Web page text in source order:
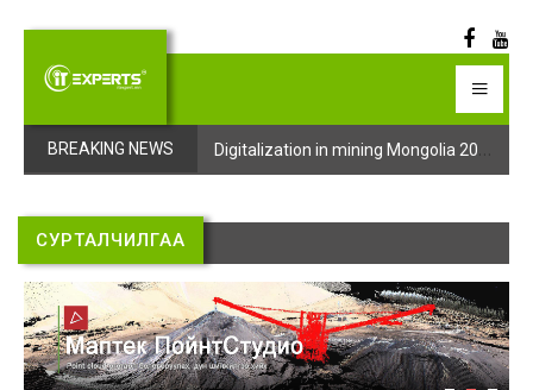
BREAKING NEWS
Digitalization in mining Mongolia 2025 арга хэмжээний бүртгэл эхэллээ Digitalization in mining Mongolia 2025 арга хэмжээний бүртгэл эхэллээ
СУРТАЛЧИЛГАА